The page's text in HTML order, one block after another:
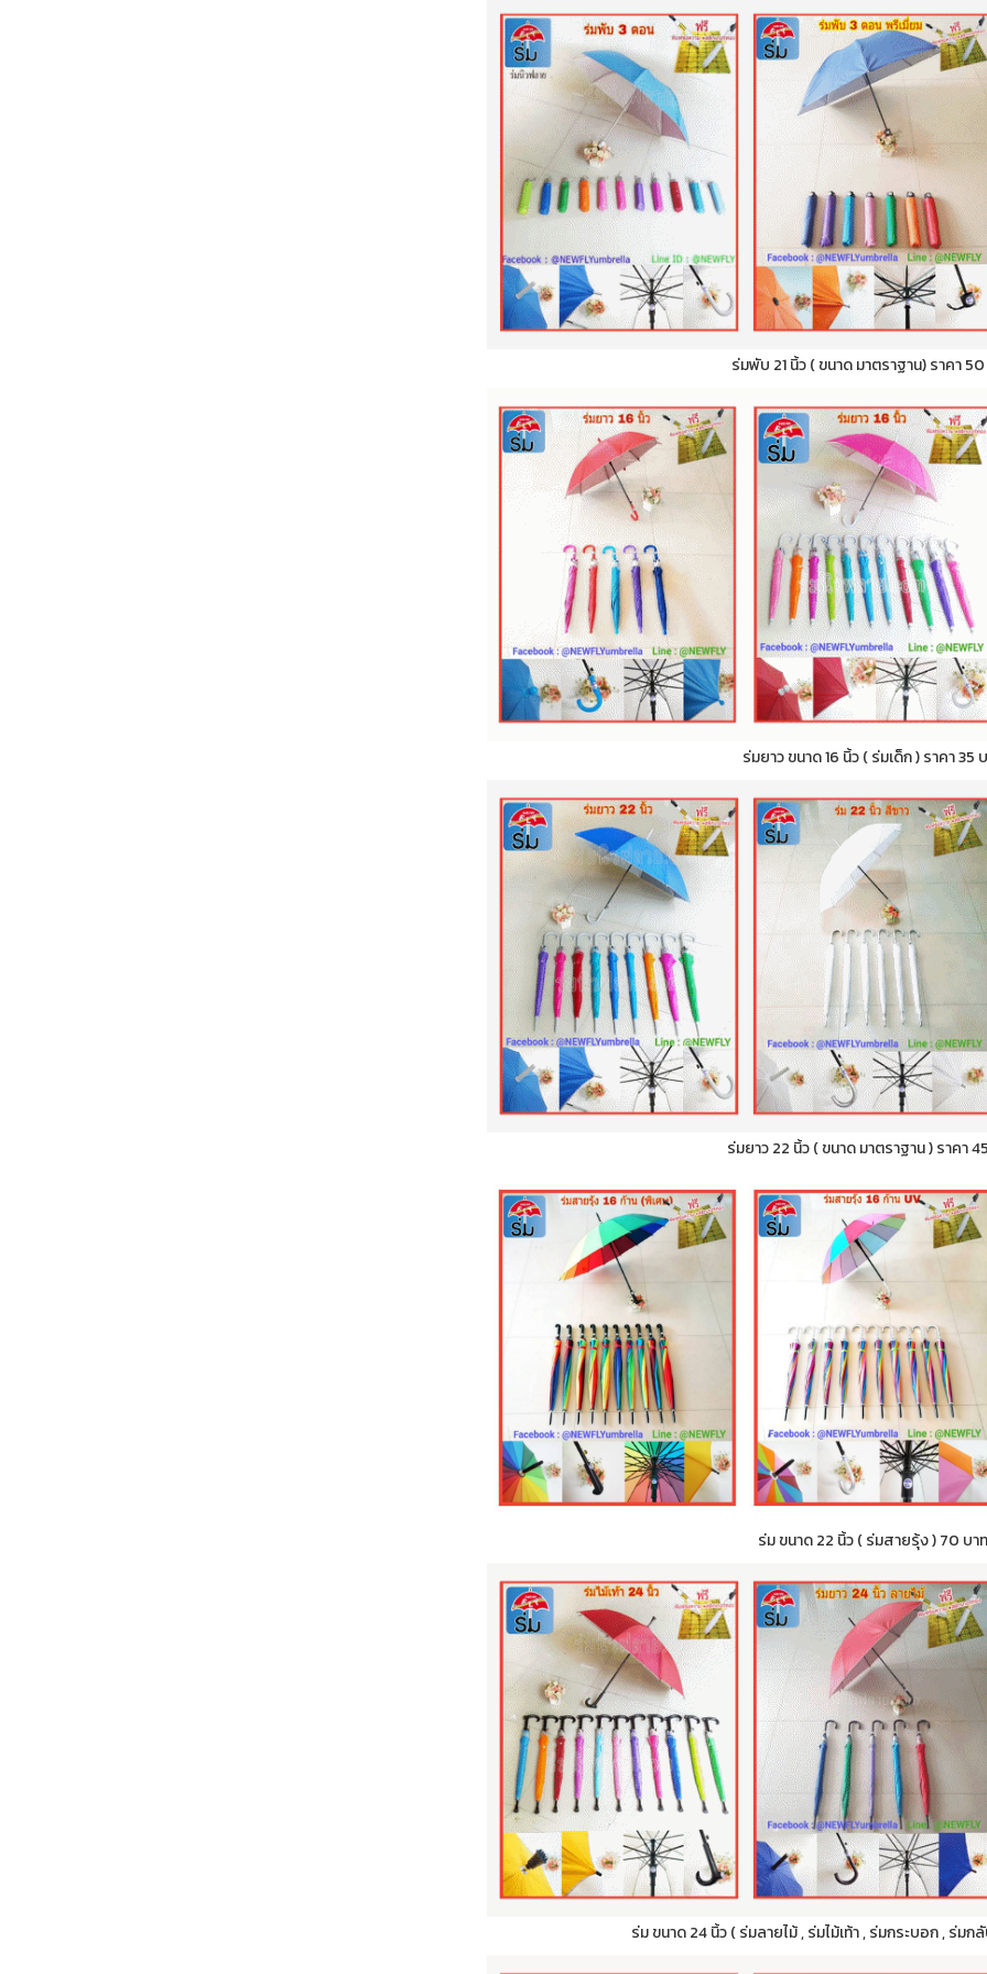
ร่มพับ 21 นิ้ว ( ขนาด มาตราฐาน) ราคา
ร่มยาว ขนาด 16 นิ้ว ( ร่มเด็ก ) ราคา 35
ร่มยาว 22 นิ้ว ( ขนาด มาตราฐาน ) ราคา
ร่ม ขนาด 22 นิ้ว ( ร่มสายรุ้ง ) 70 บาท
ร่ม ขนาด 24 นิ้ว ( ร่มลายไม้ , ร่มไม้เท้า , ร่มกระบอก , ร่มก